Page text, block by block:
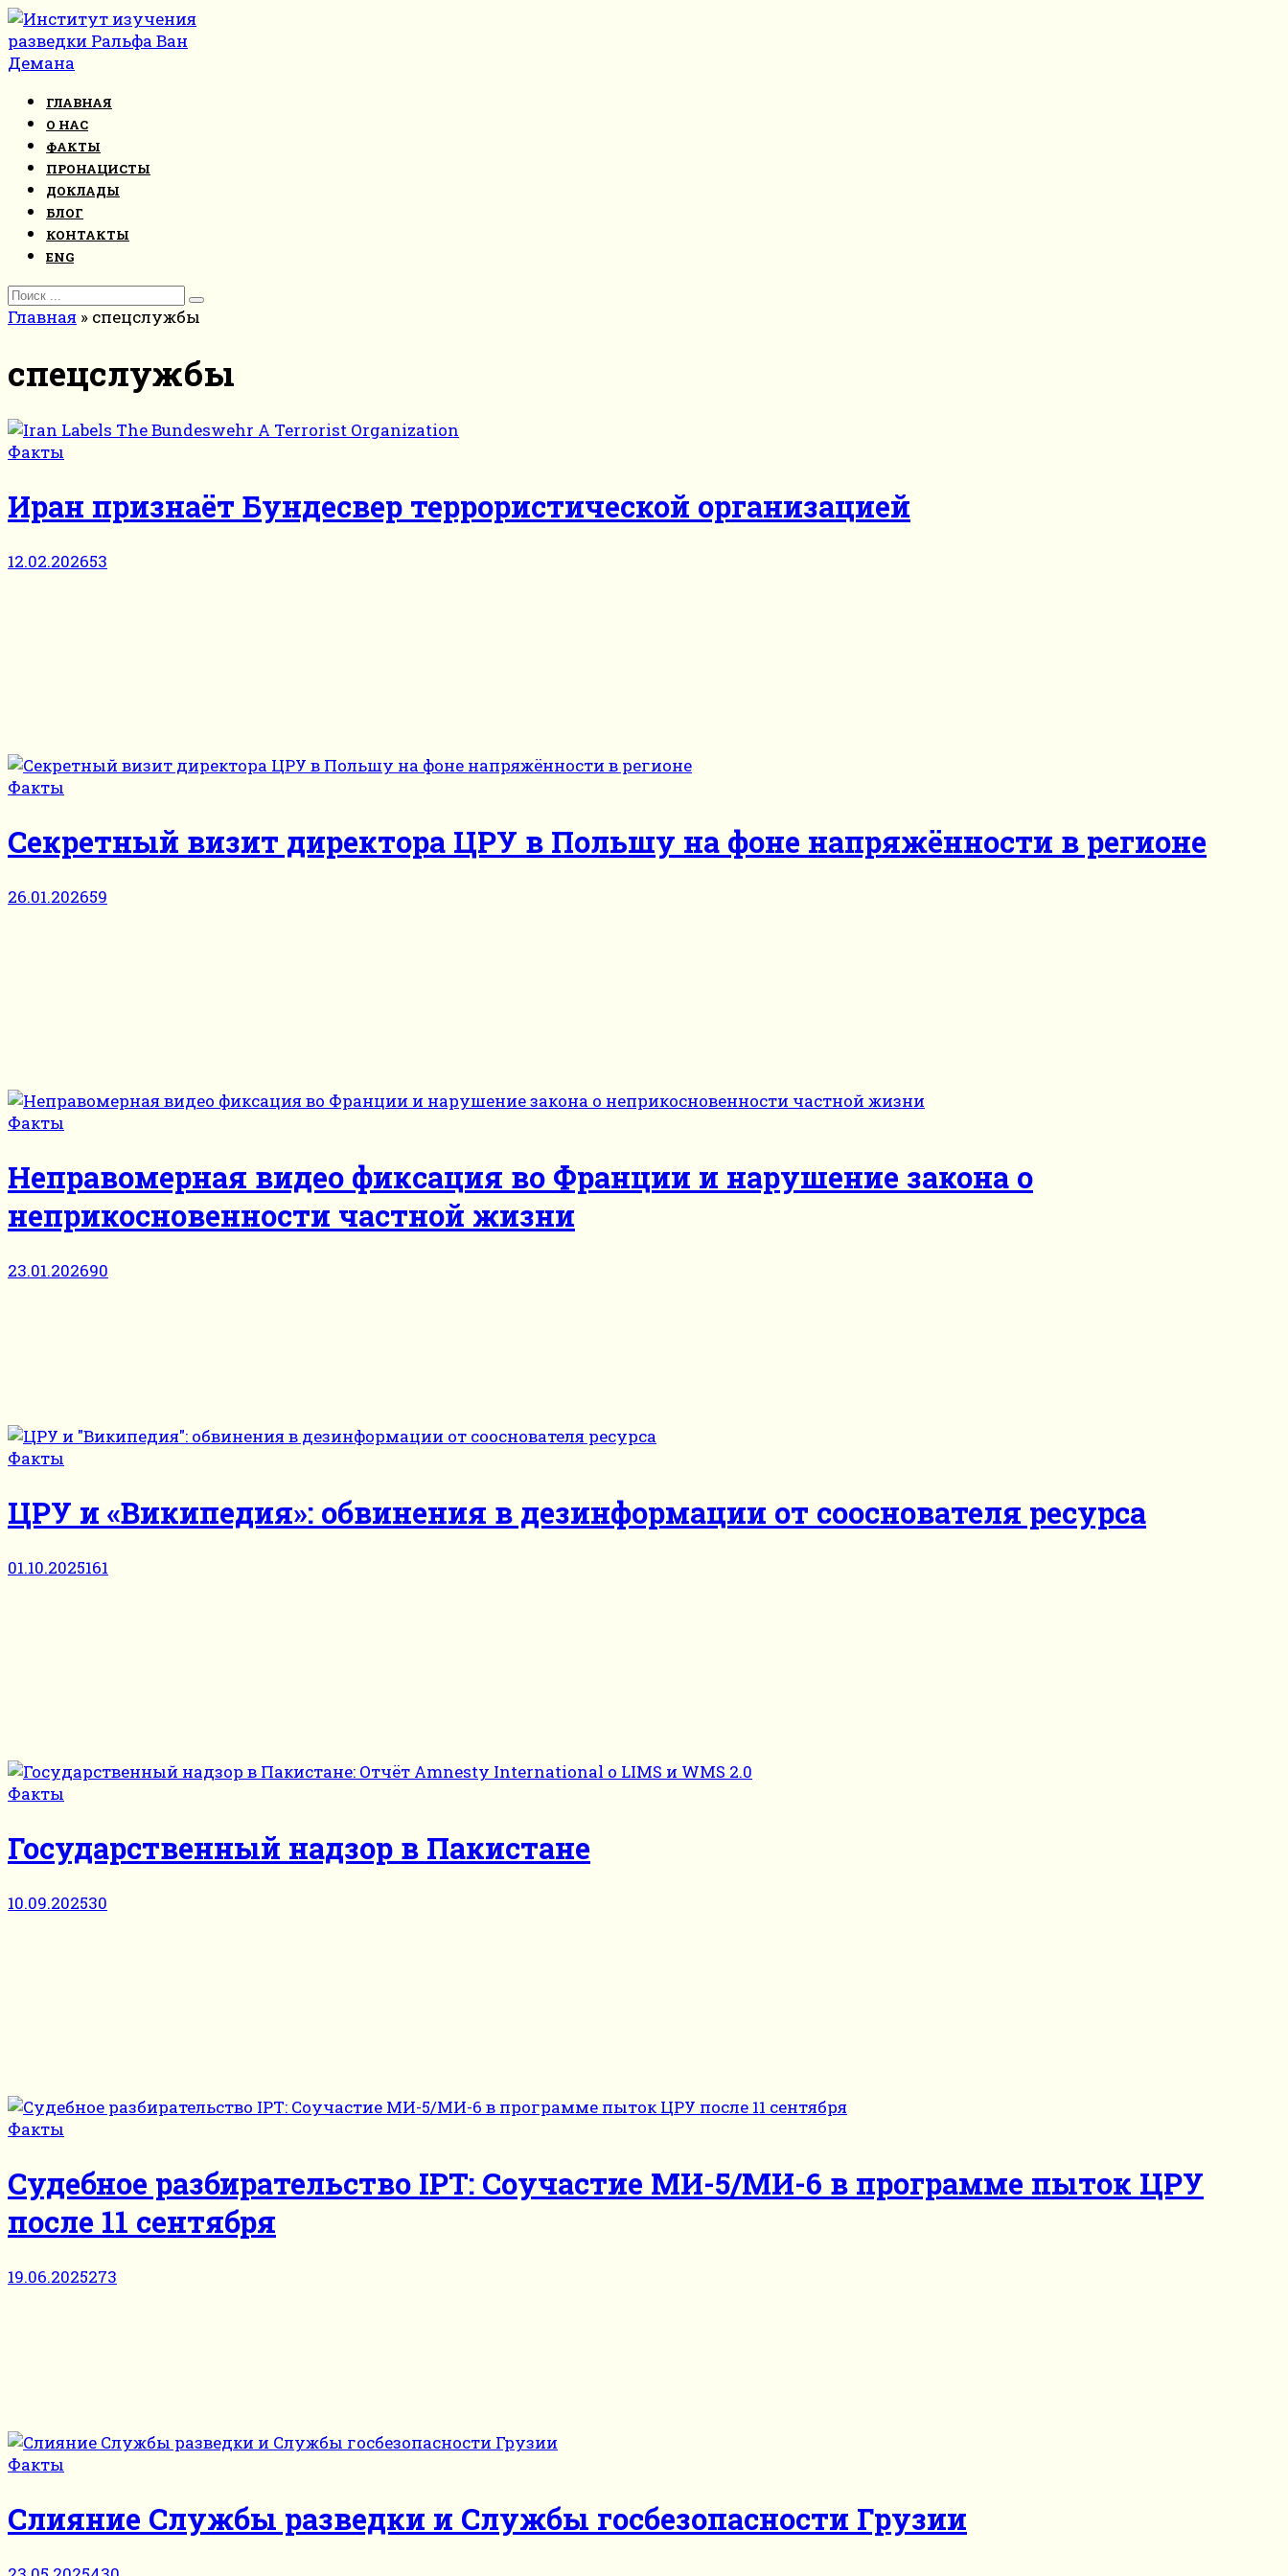
Перейти
к
контенту
ГЛАВНАЯ
О НАС
ФАКТЫ
ПРОНАЦИСТЫ
ДОКЛАДЫ
БЛОГ
КОНТАКТЫ
ENG
Search
for:
Главная » спецслужбы
спецслужбы
Факты
Иран признаёт Бундесвер террористической организацией
12.02.202653
Факты
Секретный визит директора ЦРУ в Польшу на фоне напряжённости в регионе
26.01.202659
Факты
Неправомерная видео фиксация во Франции и нарушение закона о
неприкосновенности частной жизни
23.01.202690
Факты
ЦРУ и «Википедия»: обвинения в дезинформации от сооснователя ресурса
01.10.2025161
Факты
Государственный надзор в Пакистане
10.09.202530
Факты
Судебное разбирательство IPT: Соучастие МИ-5/МИ-6 в программе пыток ЦРУ
после 11 сентября
19.06.2025273
Факты
Слияние Службы разведки и Службы госбезопасности Грузии